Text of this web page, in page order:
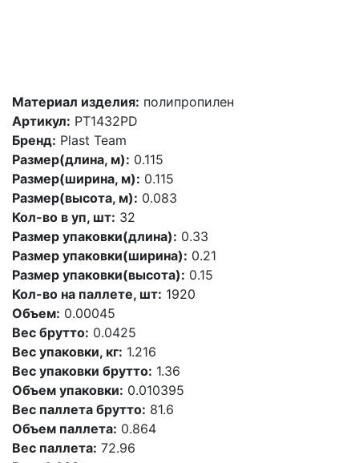
Материал изделия: полипропилен
Артикул: PT1432PD
Бренд: Plast Team
Размер(длина, м): 0.115
Размер(ширина, м): 0.115
Размер(высота, м): 0.083
Кол-во в уп, шт: 32
Размер упаковки(длина): 0.33
Размер упаковки(ширина): 0.21
Размер упаковки(высота): 0.15
Кол-во на паллете, шт: 1920
Объем: 0.00045
Вес брутто: 0.0425
Вес упаковки, кг: 1.216
Вес упаковки брутто: 1.36
Объем упаковки: 0.010395
Вес паллета брутто: 81.6
Объем паллета: 0.864
Вес паллета: 72.96